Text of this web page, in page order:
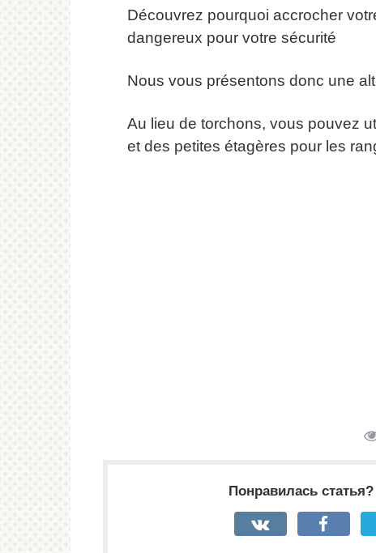
Découvrez pourquoi accrocher
dangereux pour votre sécurité
Nous vous présentons donc une
Au lieu de torchons, vous pouvez
et des petites étagères pour les
Понравилась